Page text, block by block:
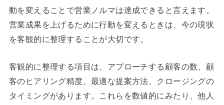
動を変えることで営業ノルマは達成できると言えます。
営業成果を上げるために行動を変えるときは、今の現状
を客観的に整理することが大切です。
客観的に整理する項目は、アプローチする顧客の数、顧
客のヒアリング精度、最適な提案方法、クロージングの
タイミングがあります。これらを数値的にみたり、他人